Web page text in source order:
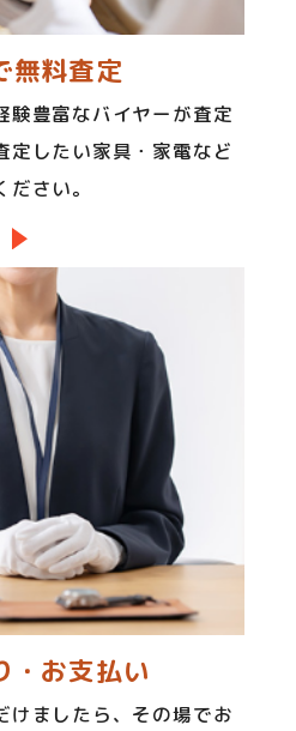
無料査定
験豊富なバイヤーが査定
定したい家具・家電など
さい。
・お支払い
けましたら、その場でお